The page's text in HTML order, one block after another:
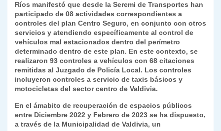
Ríos manifestó que desde la Seremi de Transportes han
participado de 08 actividades correspondientes a
controles del plan Centro Seguro, en conjunto con otros
servicios y atendiendo específicamente al control de
vehículos mal estacionados dentro del perímetro
determinado dentro de este plan. En este contexto, se
realizaron 93 controles a vehículos con 68 citaciones
remitidas al Juzgado de Policía Local. Los controles
incluyeron controles a servicio de taxis básicos y
motocicletas del sector centro de Valdivia.
En el ámabito de recuperación de espacios públicos
entre Diciembre 2022 y Febrero de 2023 se ha dispuesto,
a través de la Municipalidad de Valdivia, un